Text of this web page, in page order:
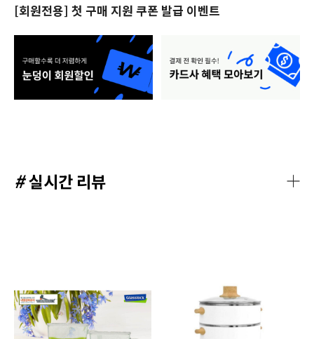
[회원전용] 첫 구매 지원 쿠폰 발급 이벤트
#실시간 리뷰